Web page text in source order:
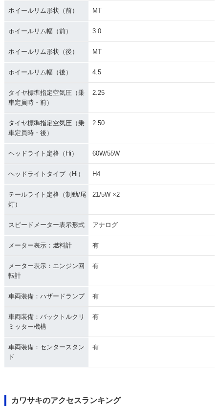
ホイールリム形状（前） MT
ホイールリム幅（前） 3.0
ホイールリム形状（後） MT
ホイールリム幅（後） 4.5
タイヤ標準指定空気圧（乗
車定員時・前）
2.25
タイヤ標準指定空気圧（乗
車定員時・後）
2.50
ヘッドライト定格（Hi） 60W/55W
ヘッドライトタイプ（Hi） H4
テールライト定格（制動/尾
灯）
21/5W ×2
スピードメーター表示形式 アナログ
メーター表示：燃料計 有
メーター表示：エンジン回
転計
有
車両装備：ハザードランプ 有
車両装備：バックトルクリ
ミッター機構
有
車両装備：センタースタン
ド
有
カワサキのアクセスランキング